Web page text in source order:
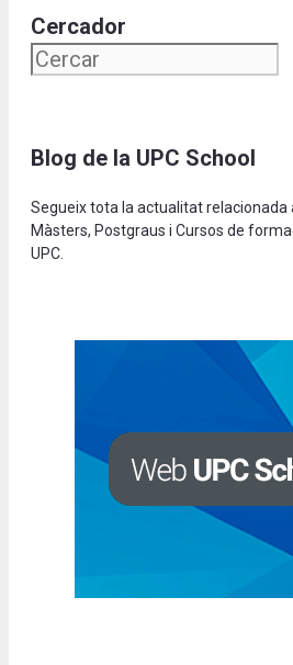
Cercador
Blog de la UPC School
Segueix tota la actualitat relacionada
Màsters, Postgraus i Cursos de
UPC.